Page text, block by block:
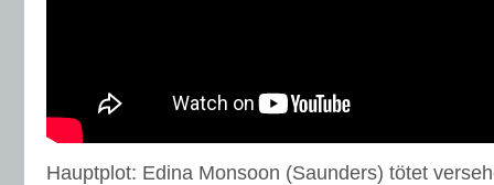
Hauptplot: Edina Monsoon (Saunders) tötet